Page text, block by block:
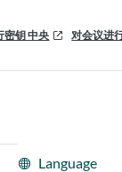
密钥 中央 对会议进
Language